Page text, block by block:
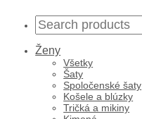
Ženy
Všetky
Šaty
Spoločenské šaty
Košele a blúzky
Tričká a mikiny